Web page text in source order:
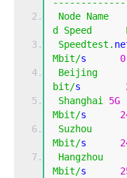
Node Name
d
Speed
Speedtest .
Mbit/s
Beijing
bit/s
Shanghai
5G
Mbit/s
Suzhou
Mbit/s
Hangzhou
Mbit/s